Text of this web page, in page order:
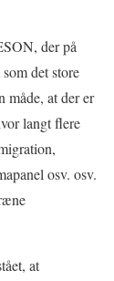
der på
det store
måde, at der er
langt flere
osv. osv.
at